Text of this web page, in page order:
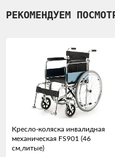
РЕКОМЕНДУЕМ
Кресло-коляска инвалидная
механическая FS901 (46
см,литые)